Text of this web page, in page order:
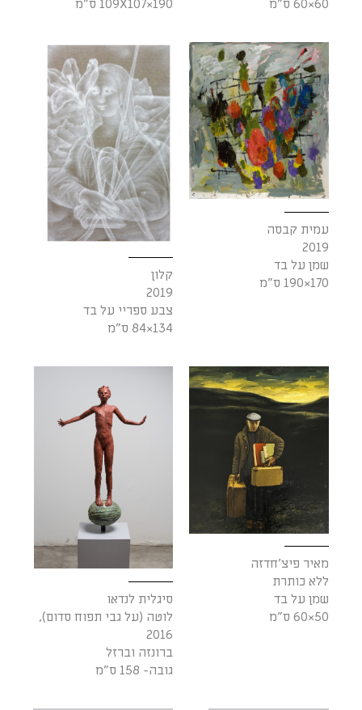
60×60 ס"מ 190×109X107 ס"מ
עמית קבסה
2019
שמן על בד
170×190 ס"מ
קלון
2019
צבע ספריי על בד
134×84 ס"מ
מאיר פיצ'חדזה
ללא כותרת
שמן על בד
50×60 ס"מ
סיגלית לנדאו
לוטה (על גבי תפוח סדום),
2016
ברונזה וברזל
גובה- 158 ס"מ